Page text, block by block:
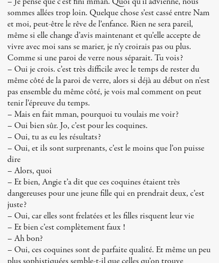
sommes allées trop loin. Quelque chose s’est cassé entre Nam
et moi, peut-être le rêve de l’enfance. Rien ne sera pareil,
même si elle change d’avis maintenant et qu’elle accepte de
vivre avec moi sans se marier, je n’y croirais pas ou plus.
Comme si une paroi de verre nous séparait. Tu vois?
– Oui je crois. c’est très difficile avec le temps de rester du
même côté de la paroi de verre, alors si déjà au début on n’est
pas ensemble du même côté, je vois mal comment on peut
tenir l’épreuve du temps.
– Mais en fait mman, pourquoi tu voulais me voir?
– Oui bien sûr. Jo, c’est pour les coquines.
– Oui, tu as eu les résultats?
– Oui, et ils sont surprenants, c’est le moins que l’on puisse
dire
– Alors, quoi
– Et bien, Angie t’a dit que ces coquines étaient très
dangereuses pour une jeune fille qui en prendrait deux, c’est
juste?
– Oui, car elles sont frelatées et les filles risquent leur vie
– Et bien c’est complètement faux !
– Ah bon?
– Oui, ces coquines sont de parfaite qualité. Et même un peu